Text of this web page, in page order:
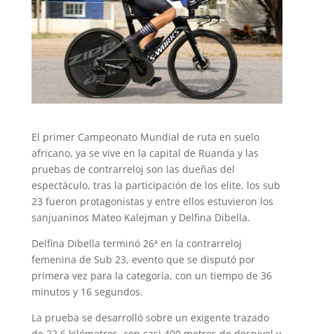
El primer Campeonato Mundial de ruta en suelo
africano, ya se vive en la capital de Ruanda y las
pruebas de contrarreloj son las dueñas del
espectáculo, tras la participación de los elite, los sub
23 fueron protagonistas y entre ellos estuvieron los
sanjuaninos Mateo Kalejman y Delfina Dibella.
Delfina Dibella terminó 26ª en la contrarreloj
femenina de Sub 23, evento que se disputó por
primera vez para la categoría, con un tiempo de 36
minutos y 16 segundos.
La prueba se desarrolló sobre un exigente trazado